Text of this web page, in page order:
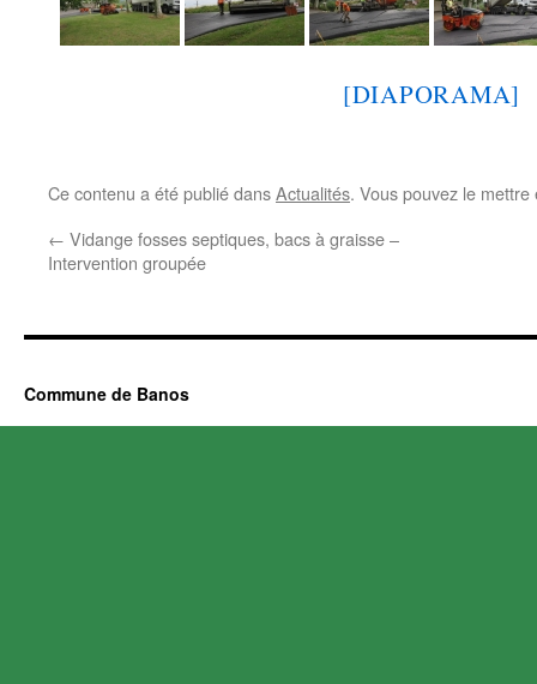
[DIAPORAMA]
Ce contenu a été publié dansActualités. Vous pouvez le
← Vidange fosses septiques, bacs à graisse –
Intervention groupée
Commune de Banos